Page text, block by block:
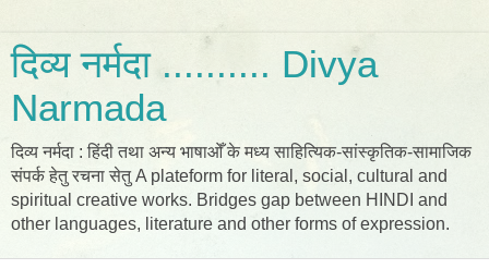
दिव्य नर्मदा .......... Divya
Narmada
दिव्य नर्मदा : हिंदी तथा अन्य भाषाओँ के मध्य साहित्यिक-सांस्कृतिक-सामाजिक
संपर्क हेतु रचना सेतु A plateform for literal, social, cultural and
spiritual creative works. Bridges gap between HINDI and
other languages, literature and other forms of expression.